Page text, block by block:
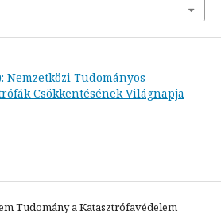
Nemzetközi Tudományos
Csökkentésének Világnapja
Tudomány a Katasztrófavédelem